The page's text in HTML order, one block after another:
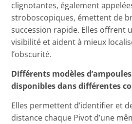
clignotantes, également
stroboscopiques, émettent de
succession rapide. Elles offrent
visibilité et aident à mieux
l’obscurité.
Différents modèles
disponibles dans différentes
Elles permettent d’identifier et
distance chaque Pivot d’une